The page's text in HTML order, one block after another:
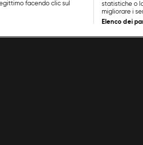
facendo clic sul
statistiche o
migliorare i
Elenco dei